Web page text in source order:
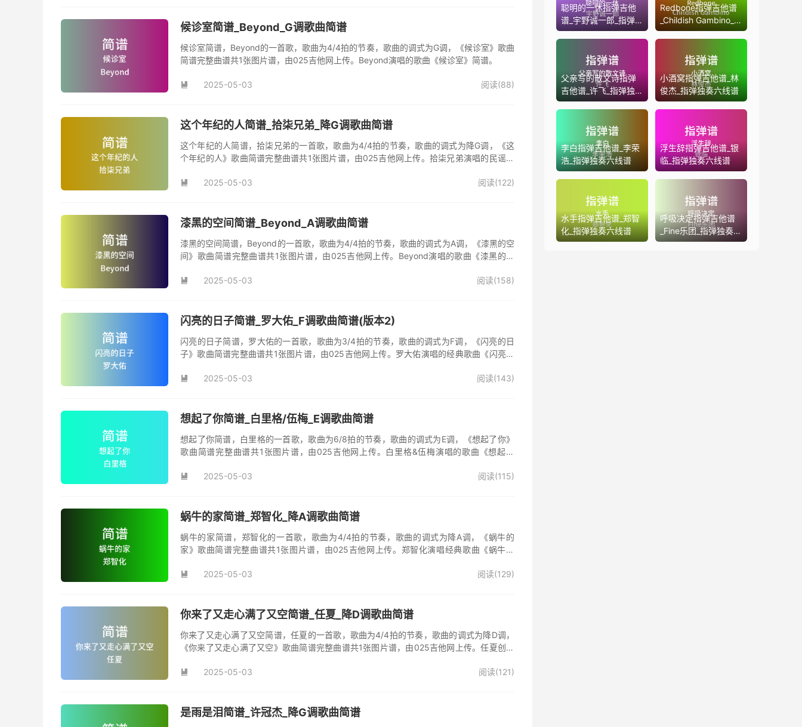
候诊室简谱_Beyond_G调歌曲简谱
候诊室简谱，Beyond的一首歌，歌曲为4/4拍的节奏，歌曲的调式为G调，《候诊室》歌曲
简谱完整曲谱共1张图片谱，由025吉他网上传。Beyond演唱的歌曲《候诊室》简谱。
 2025-05-03 阅读(88)
这个年纪的人简谱_拾柒兄弟_降G调歌曲简谱
这个年纪的人简谱，拾柒兄弟的一首歌，歌曲为4/4拍的节奏，歌曲的调式为降G调，《这
个年纪的人》歌曲简谱完整曲谱共1张图片谱，由025吉他网上传。拾柒兄弟演唱的民谣歌
曲。
 2025-05-03 阅读(122)
漆黑的空间简谱_Beyond_A调歌曲简谱
漆黑的空间简谱，Beyond的一首歌，歌曲为4/4拍的节奏，歌曲的调式为A调，《漆黑的空
间》歌曲简谱完整曲谱共1张图片谱，由025吉他网上传。Beyond演唱的歌曲《漆黑的空
 2025-05-03 阅读(158)
闪亮的日子简谱_罗大佑_F调歌曲简谱(版本2)
闪亮的日子简谱，罗大佑的一首歌，歌曲为3/4拍的节奏，歌曲的调式为F调，《闪亮的日
子》歌曲简谱完整曲谱共1张图片谱，由025吉他网上传。罗大佑演唱的经典歌曲《闪亮的
 2025-05-03 阅读(143)
想起了你简谱_白里格/伍梅_E调歌曲简谱
想起了你简谱，白里格的一首歌，歌曲为6/8拍的节奏，歌曲的调式为E调，《想起了你》
歌曲简谱完整曲谱共1张图片谱，由025吉他网上传。白里格&伍梅演唱的歌曲《想起了
 2025-05-03 阅读(115)
蜗牛的家简谱_郑智化_降A调歌曲简谱
蜗牛的家简谱，郑智化的一首歌，歌曲为4/4拍的节奏，歌曲的调式为降A调，《蜗牛的
家》歌曲简谱完整曲谱共1张图片谱，由025吉他网上传。郑智化演唱经典歌曲《蜗牛的
 2025-05-03 阅读(129)
你来了又走心满了又空简谱_任夏_降D调歌曲简谱
你来了又走心满了又空简谱，任夏的一首歌，歌曲为4/4拍的节奏，歌曲的调式为降D调，
《你来了又走心满了又空》歌曲简谱完整曲谱共1张图片谱，由025吉他网上传。任夏创作
首动听值得推荐的民谣歌曲。
 2025-05-03 阅读(121)
是雨是泪简谱_许冠杰_降G调歌曲简谱
聪明的一休指弹吉他
谱_宇野诚一郎_指弹
独奏六线谱
Redbone指弹吉他谱
_Childish Gambino_
指弹独奏六线谱
父亲写的散文诗指弹
吉他谱_许飞_指弹独
奏六线谱
小酒窝指弹吉他谱_林
俊杰_指弹独奏六线谱
李白指弹吉他谱_李荣
浩_指弹独奏六线谱
浮生辞指弹吉他谱_银
临_指弹独奏六线谱
水手指弹吉他谱_郑智
化_指弹独奏六线谱
呼吸决定指弹吉他谱
_Fine乐团_指弹独奏六
线谱